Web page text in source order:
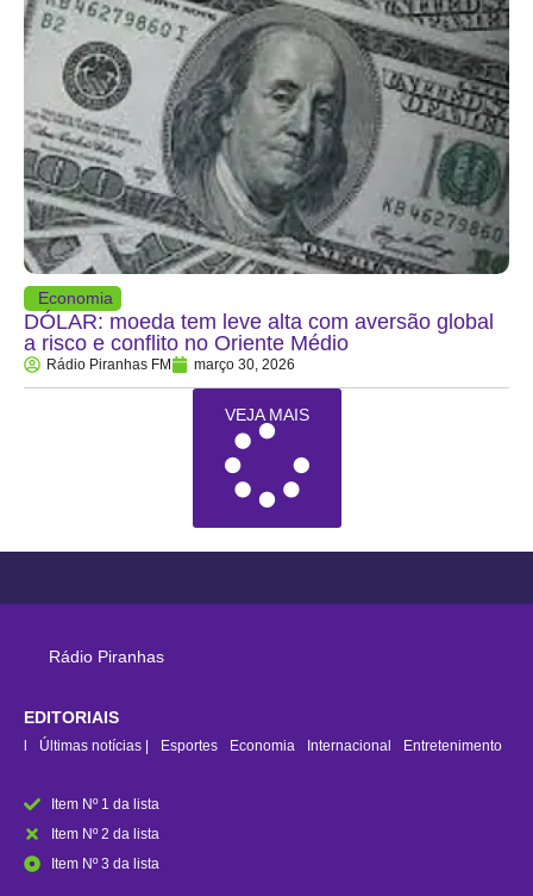
Economia
DÓLAR: moeda tem leve alta com aversão global
a risco e conflito no Oriente Médio
Rádio Piranhas FM março 30, 2026
VEJA MAIS
Rádio Piranhas
EDITORIAIS
Últimas notícias | Esportes Economia Internacional Entretenimento
Item Nº 1 da lista
Item Nº 2 da lista
Item Nº 3 da lista